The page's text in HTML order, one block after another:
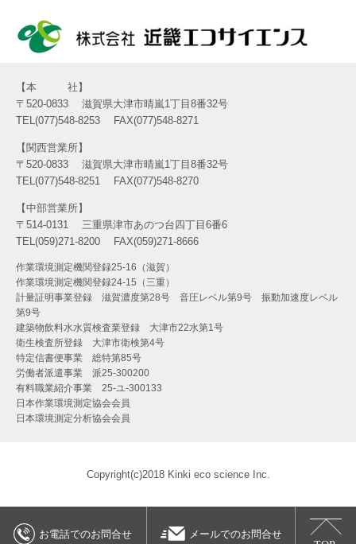
本 社
〒520-0833
滋賀県大津市晴嵐1丁目8番32号
TEL(077)548-8253
FAX(077)548-8271
関西営業所
〒520-0833
滋賀県大津市晴嵐1丁目8番32号
TEL(077)548-8251
FAX(077)548-8270
中部営業所
〒514-0131
三重県津市あのつ台四丁目6番6
TEL(059)271-8200
FAX(059)271-8666
作業環境測定機関登録25-16（滋賀）
作業環境測定機関登録24-15（三重）
計量証明事業登録 滋賀濃度第28号 音圧レベル第9号 振動加速度レベル
第9号
建築物飲料水水質検査業登録 大津市22水第1号
衛生検査所登録 大津市衛検第4号
特定信書便事業 総特第85号
労働者派遣事業 派25-300200
有料職業紹介事業 25-ユ-300133
日本作業環境測定協会会員
日本環境測定分析協会会員
Copyright(c)2018 Kinki eco science Inc.